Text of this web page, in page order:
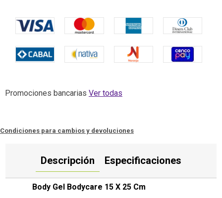
Promociones bancarias Ver todas
Condiciones para cambios y devoluciones
Descripción Especificaciones
Body Gel Bodycare 15 X 25 Cm